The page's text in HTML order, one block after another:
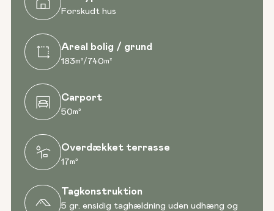
Forskudt hus
Areal bolig / grund
183m²/ 740m²
Carport
50m²
Overdækket terrasse
17m²
Tagkonstruktion
5 gr. ensidig taghældning uden udhæng og